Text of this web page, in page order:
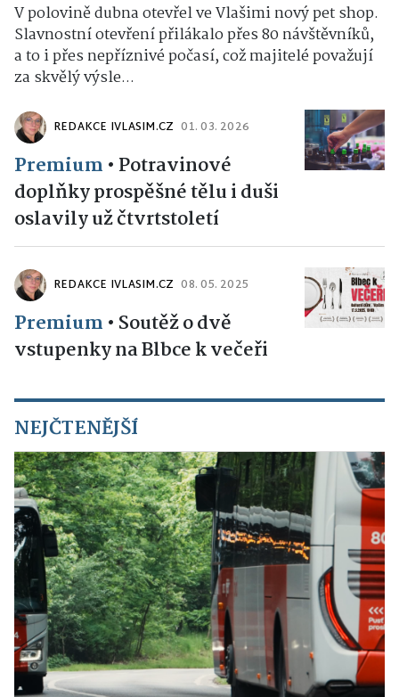
V polovině dubna otevřel ve Vlašimi nový pet shop.
Slavnostní otevření přilákalo přes 80 návštěvníků,
a to i přes nepříznivé počasí, což majitelé považují
za skvělý výsle...
REDAKCE IVLASIM.CZ 01. 03. 2026
Premium • Potravinové
doplňky prospěšné tělu i duši
oslavily už čtvrtstoletí
REDAKCE IVLASIM.CZ 08. 05. 2025
Premium • Soutěž o dvě
vstupenky na Blbce k večeři
NEJČTENĚJŠÍ